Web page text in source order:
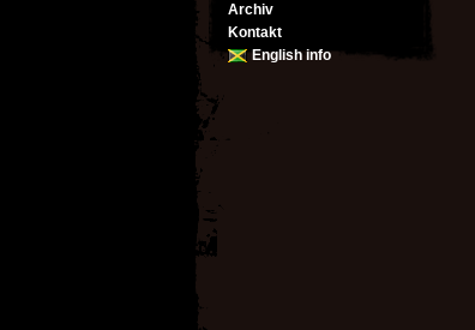
Archiv
Kontakt
English info